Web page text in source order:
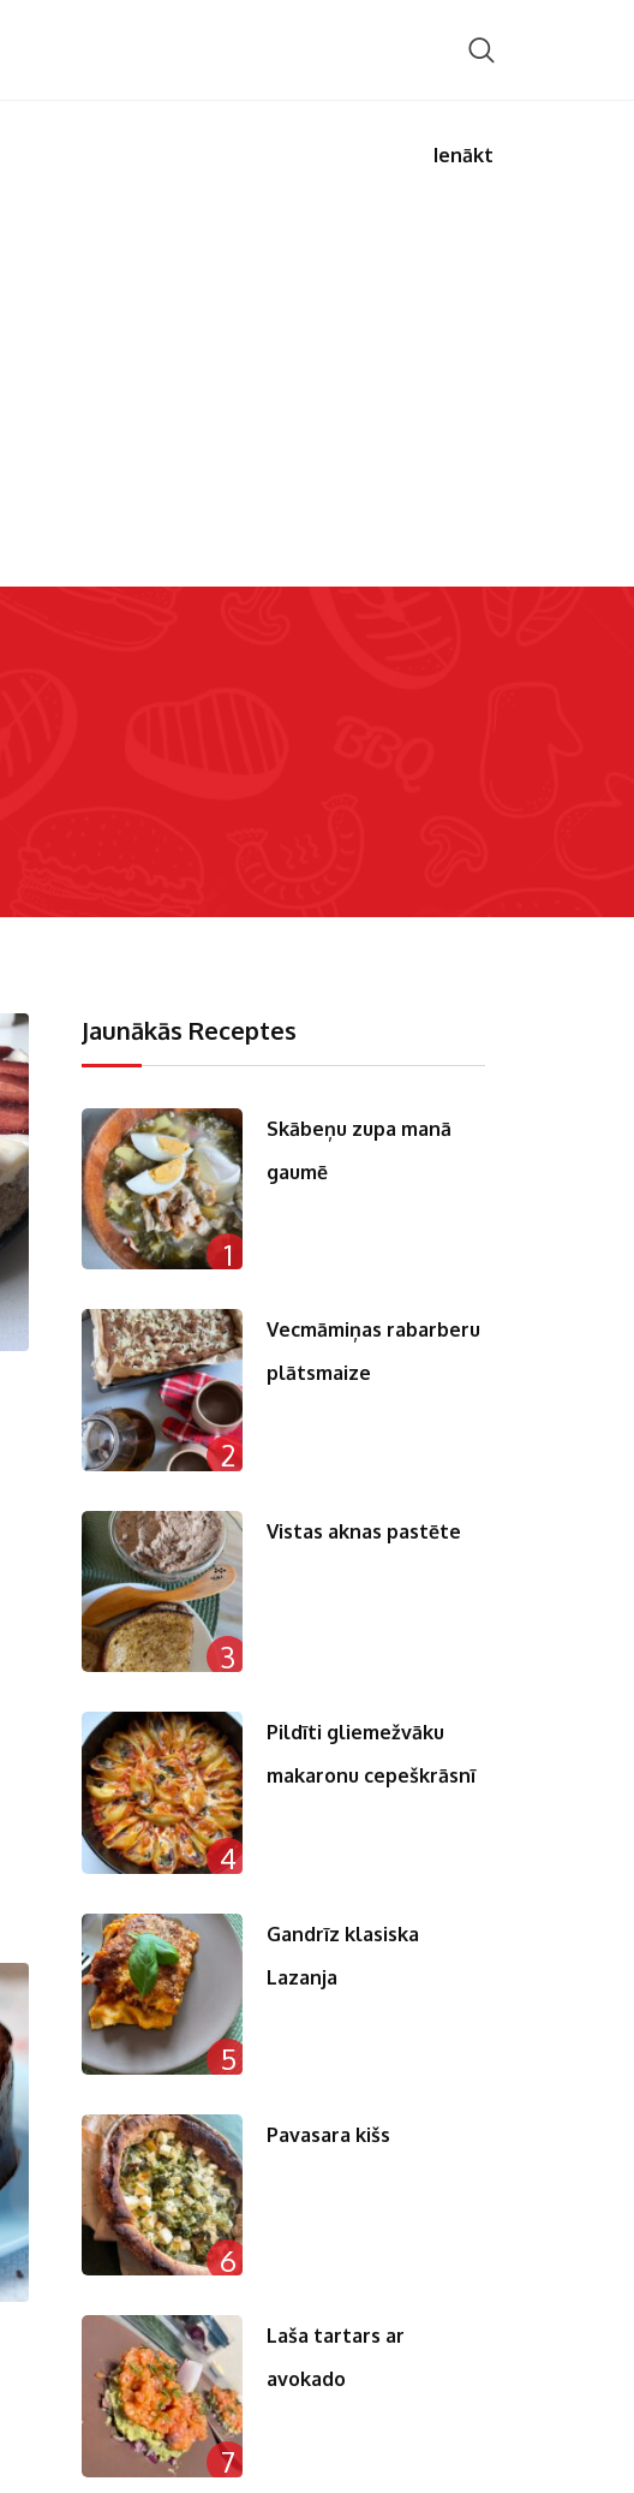
Ienākt
Jaunākās Receptes
1
Skābeņu zupa manā
gaumē
2
Vecmāmiņas rabarberu
plātsmaize
3
Vistas aknas pastēte
4
Pildīti gliemežvāku
makaronu cepeškrāsnī
5
Gandrīz klasiska
Lazanja
6
Pavasara kišs
7
Laša tartars ar
avokado